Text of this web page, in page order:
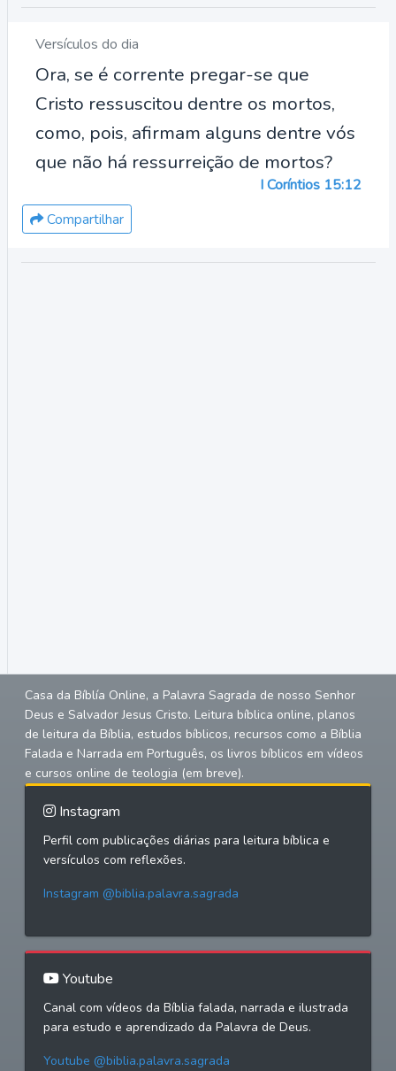
Versículos do dia
Ora, se é corrente pregar-se que
Cristo ressuscitou dentre os mortos,
como, pois, afirmam alguns dentre vós
que não há ressurreição de mortos?
I Coríntios 15:12
Compartilhar
Casa da Bíblía Online, a Palavra Sagrada de nosso Senhor
Deus e Salvador Jesus Cristo. Leitura bíblica online, planos
de leitura da Bíblia, estudos bíblicos, recursos como a Bíblia
Falada e Narrada em Português, os livros bíblicos em vídeos
e cursos online de teologia (em breve).
Instagram
Perfil com publicações diárias para leitura bíblica e
versículos com reflexões.
Instagram @biblia.palavra.sagrada
Youtube
Canal com vídeos da Bíblia falada, narrada e ilustrada
para estudo e aprendizado da Palavra de Deus.
Youtube @biblia.palavra.sagrada